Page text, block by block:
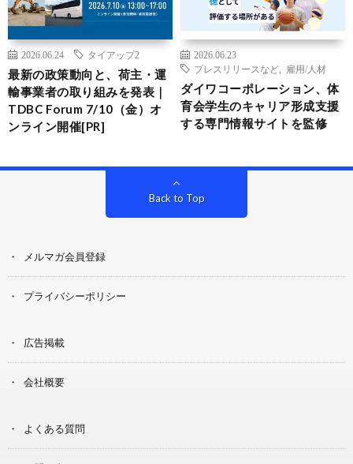
2026.06.24 タイアップ2
最新の政策動向と、荷主・運
輸事業者の取り組みを発表｜
TDBC Forum 7/10（金）オ
ンライン開催[PR]
2026.06.23
プレスリリースなど
雇用/人材
ダイワコーポレーション、体
育会学生のキャリア形成支援
する専門情報サイトを監修
Back to Top
メルマガ会員登録
プライバシーポリシー
広告掲載
会社概要
よくある質問